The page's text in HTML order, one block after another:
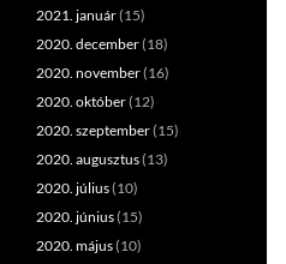
2021. január(15)
2020. december(18)
2020. november(16)
2020. október(12)
2020. szeptember(15)
2020. augusztus(13)
2020. július(10)
2020. június(15)
2020. május(10)